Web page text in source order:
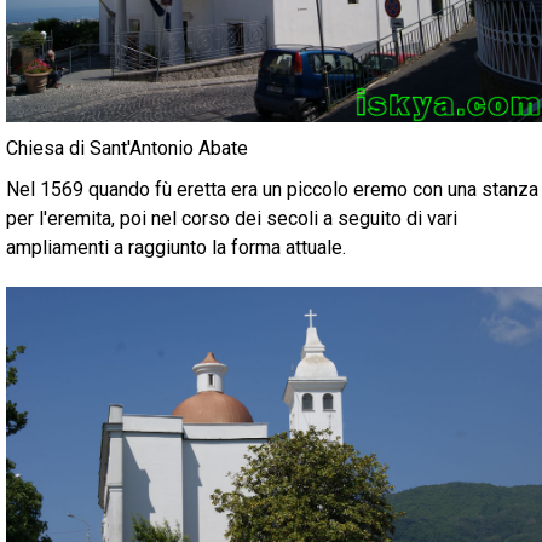
Chiesa di Sant'Antonio Abate
Nel 1569 quando fù eretta era un piccolo eremo con una stanza
per l'eremita, poi nel corso dei secoli a seguito di vari
ampliamenti a raggiunto la forma attuale.